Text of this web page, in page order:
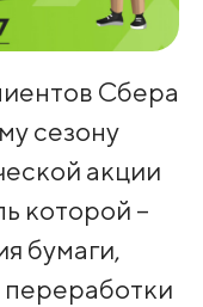
Сбера
сезону
акции
которой –
бумаги,
переработки